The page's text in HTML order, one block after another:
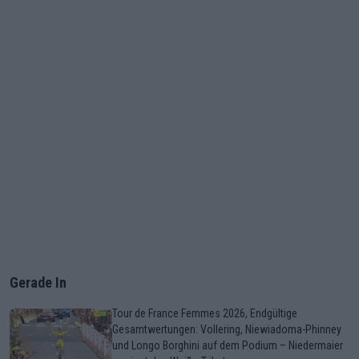
Gerade In
Tour de France Femmes 2026, Endgültige
Gesamtwertungen: Vollering, Niewiadoma-Phinney
und Longo Borghini auf dem Podium – Niedermaier